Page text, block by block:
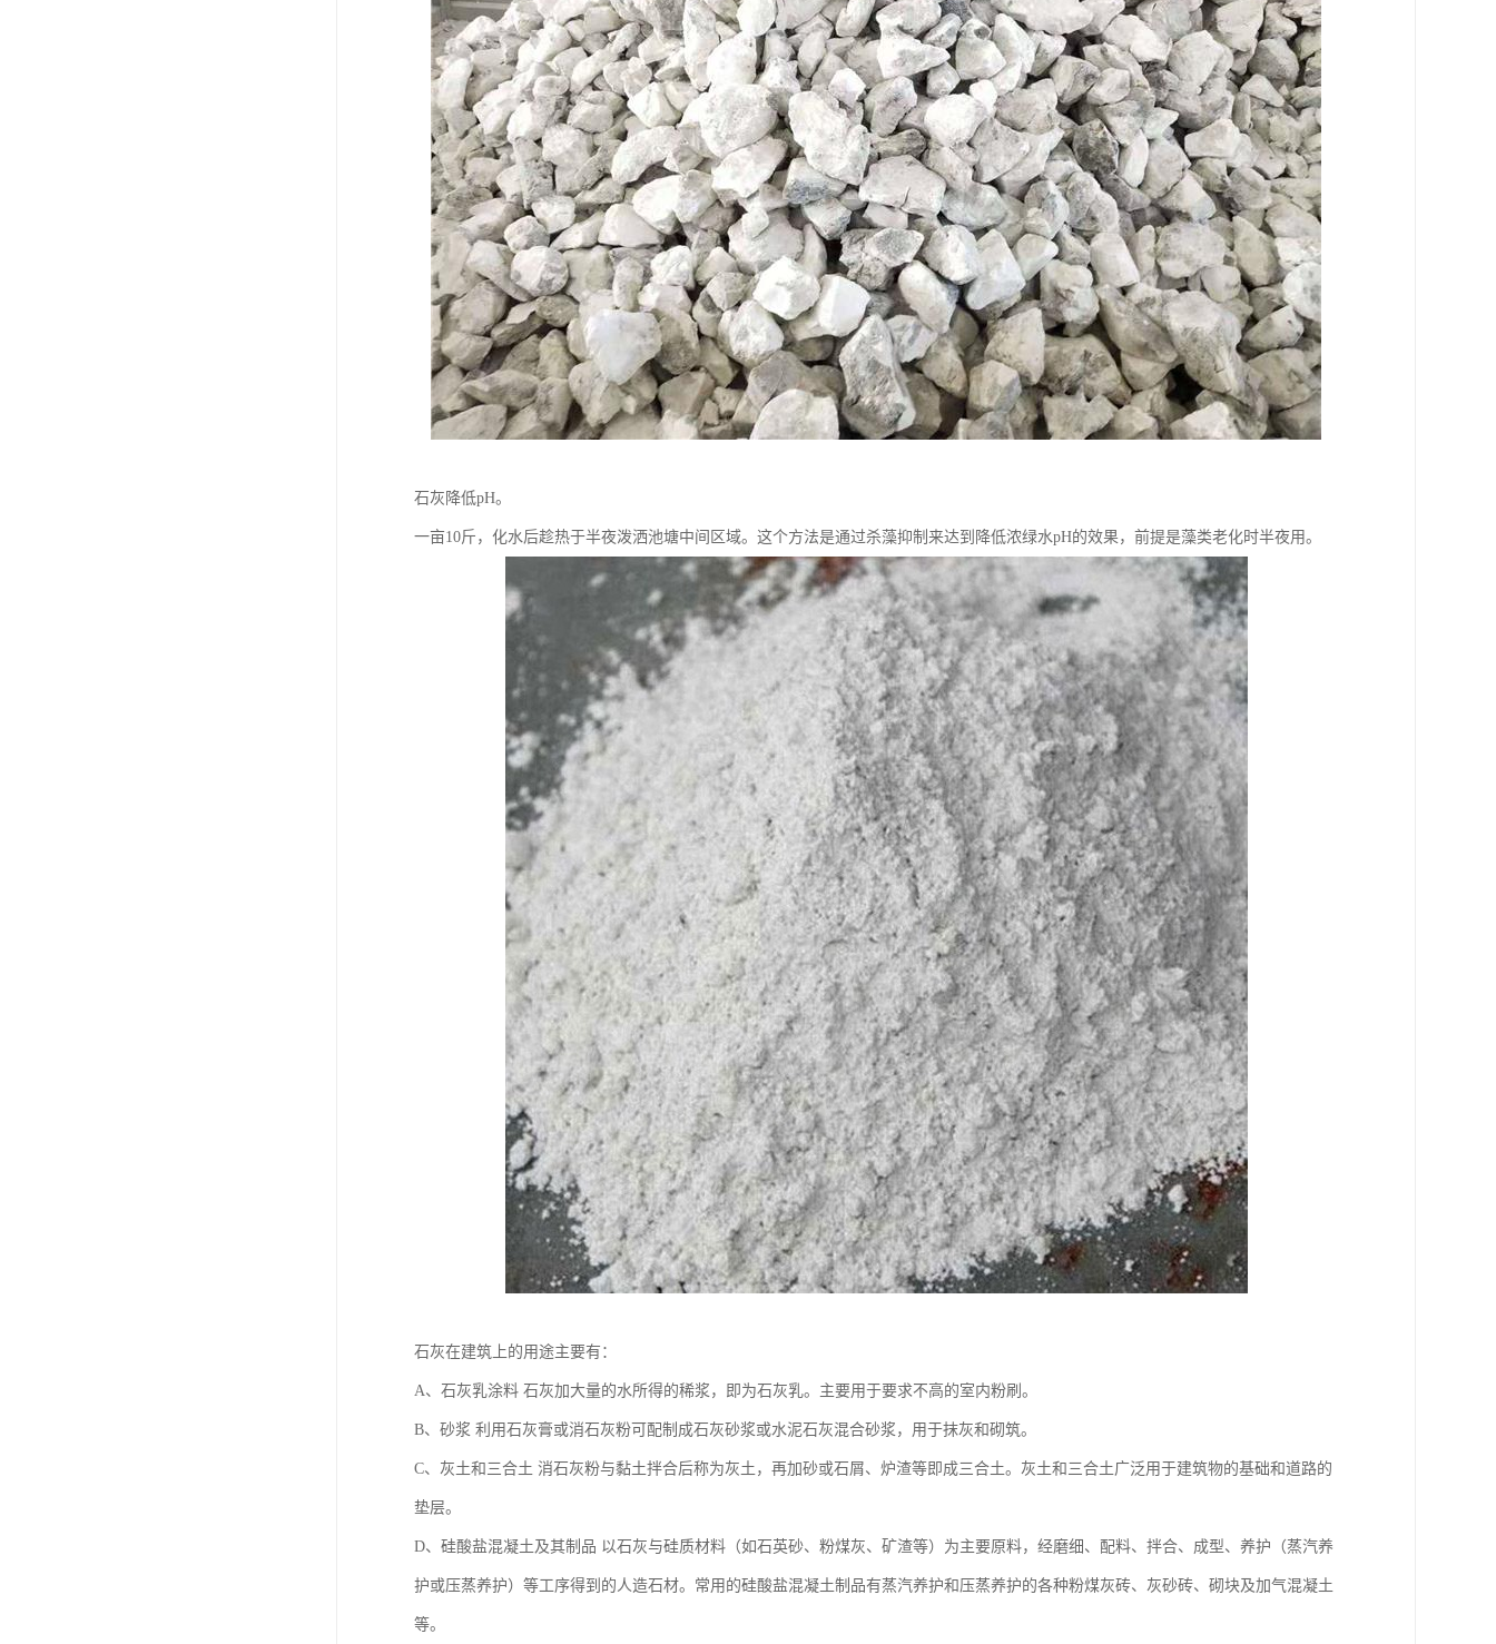
石灰降低pH。
一亩10斤，化水后趁热于半夜泼洒池塘中间区域。这个方法是通过杀藻抑制来达到降低浓绿水pH的效果，前提是藻类老化时半夜用。
石灰在建筑上的用途主要有：
A、石灰乳涂料 石灰加大量的水所得的稀浆，即为石灰乳。主要用于要求不高的室内粉刷。
B、砂浆 利用石灰膏或消石灰粉可配制成石灰砂浆或水泥石灰混合砂浆，用于抹灰和砌筑。
C、灰土和三合土 消石灰粉与黏土拌合后称为灰土，再加砂或石屑、炉渣等即成三合土。灰土和三合土广泛用于建筑物的基础和道路的
垫层。
D、硅酸盐混凝土及其制品 以石灰与硅质材料（如石英砂、粉煤灰、矿渣等）为主要原料，经磨细、配料、拌合、成型、养护（蒸汽养
护或压蒸养护）等工序得到的人造石材。常用的硅酸盐混凝土制品有蒸汽养护和压蒸养护的各种粉煤灰砖、灰砂砖、砌块及加气混凝土
等。